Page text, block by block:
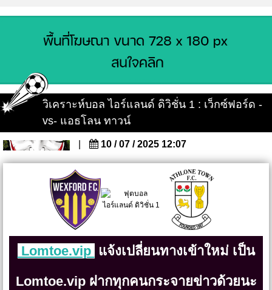
วิเคราะห์บอล ไอร์แลนด์ ดิวิชั่น 1 : เว็กซ์ฟอร์ด -
vs- แอธโลน ทาวน์
10 / 07 / 2025 12:07
Lomtoe.vip แจ้งเปลี่ยนทางเข้าใหม่ เป็น
Lomtoe.vip ฝากทุกคนกระจายข่าวด้วยนะ